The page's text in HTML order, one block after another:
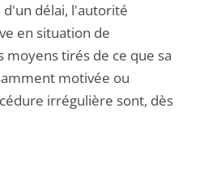
délai, l'autorité
en situation de
tirés de ce que sa
motivée ou
irrégulière sont, dès